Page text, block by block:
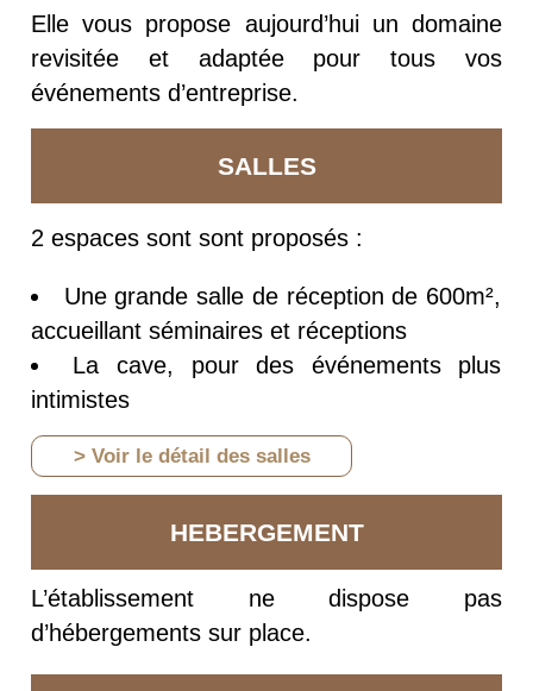
Elle vous propose aujourd’hui un domaine
revisitée et adaptée pour tous vos
événements d’entreprise.
SALLES
2 espaces sont sont proposés :
Une grande salle de réception de 600m²,
accueillant séminaires et réceptions
La cave, pour des événements plus
intimistes
> Voir le détail des salles
HEBERGEMENT
L’établissement ne dispose pas
d’hébergements sur place.